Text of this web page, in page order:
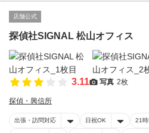
店舗公式
探偵社SIGNAL 松山オフィス
3.11 写真 2枚
探偵・興信所
出張・訪問対応 日祝OK 21